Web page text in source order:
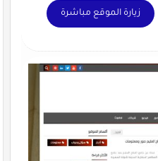
زيارة الموقع مباشرة